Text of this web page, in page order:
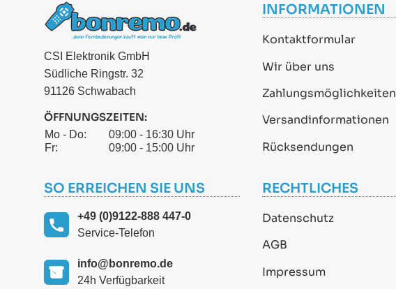
CSI Elektronik GmbH
Südliche Ringstr. 32
91126 Schwabach
ÖFFNUNGSZEITEN:
Mo - Do:
09:00 - 16:30 Uhr
Fr:
09:00 - 15:00 Uhr
INFORMATIONEN
Kontaktformular
Wir über uns
Zahlungsmöglichkeiten
Versandinformationen
Rücksendungen
SO ERREICHEN SIE UNS
+49 (0)9122-888 447-0
Service-Telefon
info@bonremo.de
24h Verfügbarkeit
RECHTLICHES
Datenschutz
AGB
Impressum